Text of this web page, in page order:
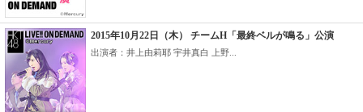
2015年10月22日（木） チームH「最終ベルが鳴る」公演
出演者：井上由莉耶 宇井真白 上野...